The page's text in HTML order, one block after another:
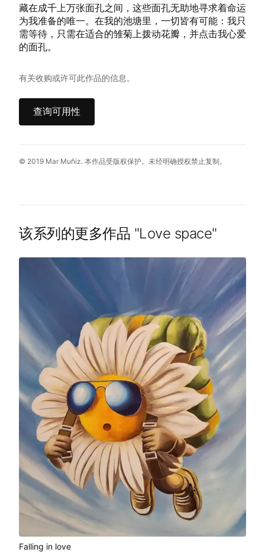
藏在成千上万张面孔之间，这些面孔无助地寻求着命运
为我准备的唯一。在我的池塘里，一切皆有可能：我只
需等待，只需在适合的雏菊上拨动花瓣，并点击我心爱
的面孔。
有关收购或许可此作品的信息。
查询可用性
© 2019 Mar Muñiz. 本作品受版权保护。未经明确授权禁止复制。
该系列的更多作品 "Love space"
Falling in love